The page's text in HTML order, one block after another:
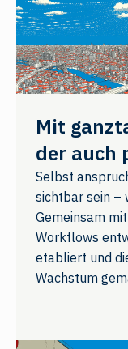
Mit
der auch
Selbst
sichtbar sein –
Gemeinsam
Workflows
etabliert und
Wachstum